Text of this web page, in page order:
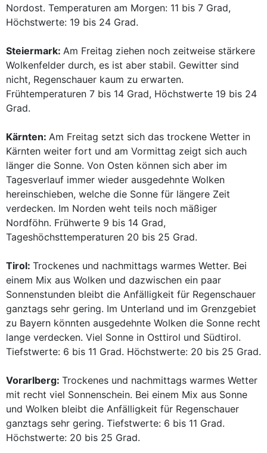
Nordost. Temperaturen am Morgen: 11 bis 7 Grad,
Höchstwerte: 19 bis 24 Grad.
Steiermark: Am Freitag ziehen noch zeitweise stärkere
Wolkenfelder durch, es ist aber stabil. Gewitter sind
nicht, Regenschauer kaum zu erwarten.
Frühtemperaturen 7 bis 14 Grad, Höchstwerte 19 bis 24
Grad.
Kärnten: Am Freitag setzt sich das trockene Wetter in
Kärnten weiter fort und am Vormittag zeigt sich auch
länger die Sonne. Von Osten können sich aber im
Tagesverlauf immer wieder ausgedehnte Wolken
hereinschieben, welche die Sonne für längere Zeit
verdecken. Im Norden weht teils noch mäßiger
Nordföhn. Frühwerte 9 bis 14 Grad,
Tageshöchsttemperaturen 20 bis 25 Grad.
Tirol: Trockenes und nachmittags warmes Wetter. Bei
einem Mix aus Wolken und dazwischen ein paar
Sonnenstunden bleibt die Anfälligkeit für Regenschauer
ganztags sehr gering. Im Unterland und im Grenzgebiet
zu Bayern könnten ausgedehnte Wolken die Sonne recht
lange verdecken. Viel Sonne in Osttirol und Südtirol.
Tiefstwerte: 6 bis 11 Grad. Höchstwerte: 20 bis 25 Grad.
Vorarlberg: Trockenes und nachmittags warmes Wetter
mit recht viel Sonnenschein. Bei einem Mix aus Sonne
und Wolken bleibt die Anfälligkeit für Regenschauer
ganztags sehr gering. Tiefstwerte: 6 bis 11 Grad.
Höchstwerte: 20 bis 25 Grad.